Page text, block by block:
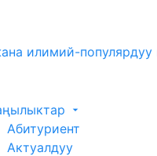
илимий-популярдуу
Абитуриент
Актуалдуу